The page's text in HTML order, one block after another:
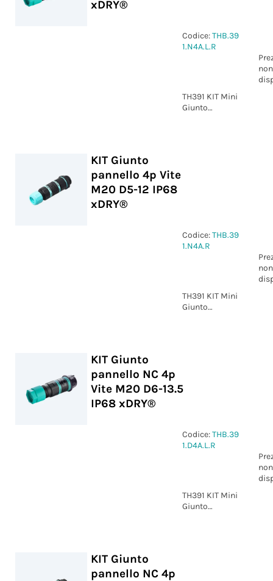
xDRY®
Codice:THB.39
1.N4A.L.R
non
TH391 KIT Mini
Giunto
KIT Giunto
pannello 4p Vite
M20 D5-12 IP68
xDRY®
Codice:THB.39
1.N4A.R
non
TH391 KIT Mini
Giunto
KIT Giunto
pannello NC 4p
Vite M20 D6-13.5
IP68 xDRY®
Codice:THB.39
1.D4A.L.R
non
TH391 KIT Mini
Giunto
KIT Giunto
pannello NC 4p